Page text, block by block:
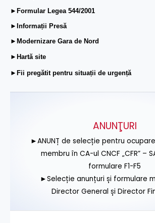
►Formular Legea 544/2001
►Informații Presă
►Modernizare Gara de Nord
►Hartă site
►Fii pregătit pentru situații de urgență
ANUNŢURI
►ANUNȚ de selecție pentru
membru în CA-ul CNCF „CFR” –
formulare F1-F5
►Selecție anunțuri și formulare
Director General și Director